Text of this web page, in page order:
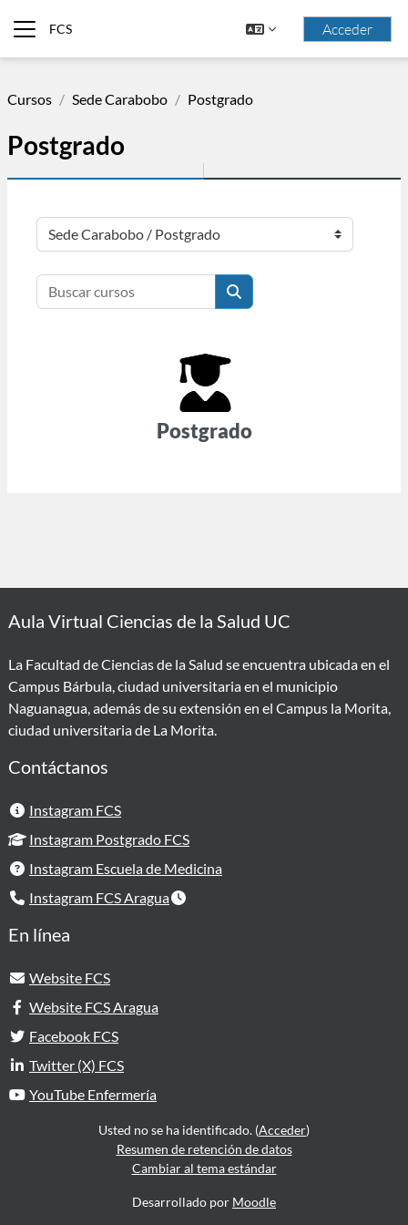
FCS Acceder
Cursos Sede Carabobo Postgrado
Postgrado
Categorías
Buscar cursos
Buscar cursos
Postgrado
Aula Virtual Ciencias de la Salud UC
La Facultad de Ciencias de la Salud se encuentra ubicada en el
Campus Bárbula, ciudad universitaria en el municipio
Naguanagua, además de su extensión en el Campus la Morita,
ciudad universitaria de La Morita.
Contáctanos
Instagram FCS
Instagram Postgrado FCS
Instagram Escuela de Medicina
Instagram FCS Aragua
En línea
Website FCS
Website FCS Aragua
Facebook FCS
Twitter (X) FCS
YouTube Enfermería
Usted no se ha identificado. (Acceder)
Resumen de retención de datos
Cambiar al tema estándar
Desarrollado por Moodle